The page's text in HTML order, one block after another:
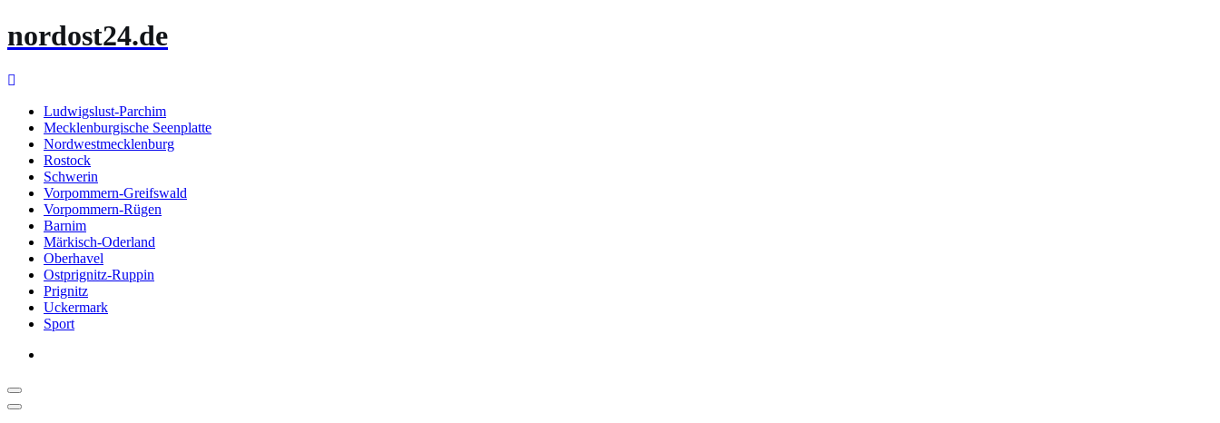
Inhalt
nordost24.de
Ludwigslust-Parchim
Mecklenburgische Seenplatte
Nordwestmecklenburg
Rostock
Schwerin
Vorpommern-Greifswald
Vorpommern-Rügen
Barnim
Märkisch-Oderland
Oberhavel
Ostprignitz-Ruppin
Prignitz
Uckermark
Sport